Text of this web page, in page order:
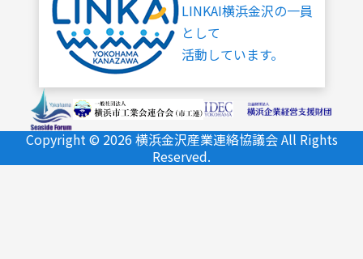
LINKAI横浜金沢の一員
として
活動しています。
Copyright © 2026 横浜金沢産業連絡協議会 All Rights
Reserved.